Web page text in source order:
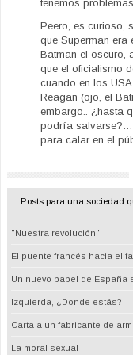
tenemos
Peero, es curioso,
que Superman era
Batman el oscuro,
que el oficialismo
cuando en los
Reagan (ojo, el
embargo.. ¿hasta
podría
para calar en el
Posts para una sociedad
"Nuestra revolución"
El puente francés hacia el
Un nuevo papel de España
Izquierda, ¿Donde estás?
Carta a un fabricante de
La moral sexual